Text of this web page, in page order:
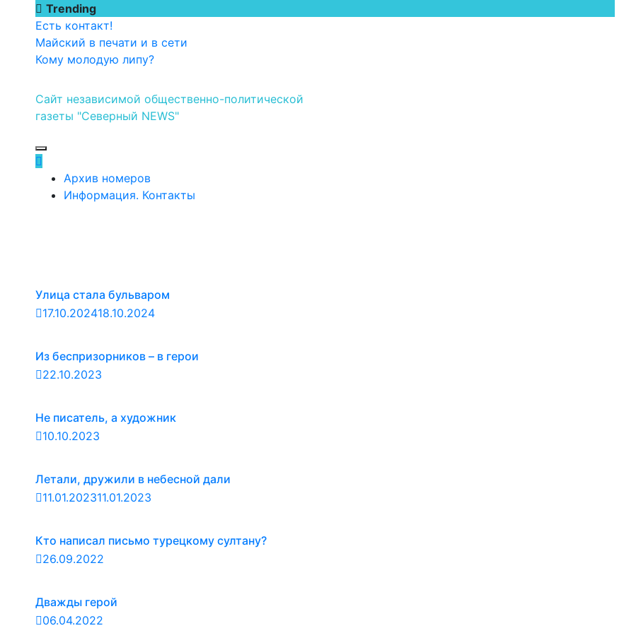
Перейти
содержимому
Trending
Есть контакт!
Майский в печати и в сети
Кому молодую липу?
Сайт независимой общественно-политической
газеты "Северный NEWS"
Архив номеров
Информация. Контакты
Улица стала бульваром
17.10.202418.10.2024
Из беспризорников – в герои
22.10.2023
Не писатель, а художник
10.10.2023
Летали, дружили в небесной дали
11.01.202311.01.2023
Кто написал письмо турецкому султану?
26.09.2022
Дважды герой
06.04.2022